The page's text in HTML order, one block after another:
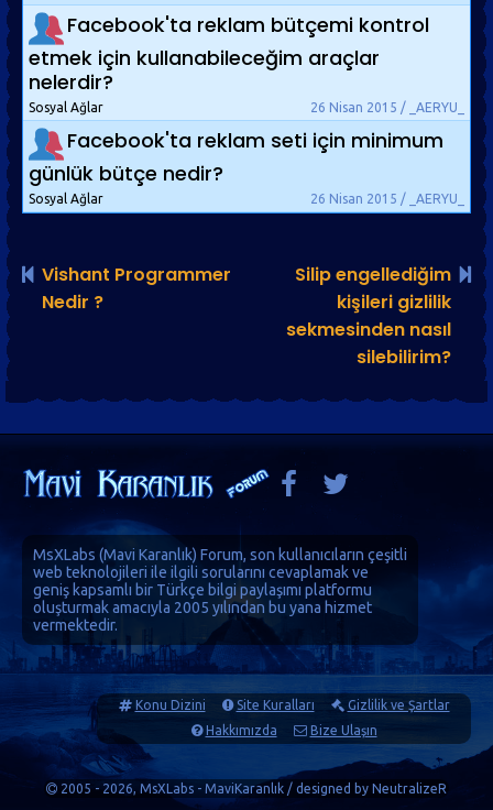
Facebook'ta reklam bütçemi kontrol
etmek için kullanabileceğim araçlar
nelerdir?
26 Nisan 2015 / _AERYU_
Sosyal Ağlar
Facebook'ta reklam seti için minimum
günlük bütçe nedir?
26 Nisan 2015 / _AERYU_
Sosyal Ağlar
Vishant Programmer
Nedir ?
Silip engellediğim
kişileri gizlilik
sekmesinden nasıl
silebilirim?
MsXLabs (Mavi Karanlık) Forum, son kullanıcıların çeşitli
web teknolojileri ile ilgili sorularını cevaplamak ve
geniş kapsamlı bir Türkçe bilgi paylaşımı platformu
oluşturmak amacıyla 2005 yılından bu yana hizmet
vermektedir.
Konu Dizini Site Kuralları
Gizlilik ve Şartlar
Hakkımızda
Bize Ulaşın
2005 - 2026, MsXLabs - MaviKaranlık / designed by NeutralizeR